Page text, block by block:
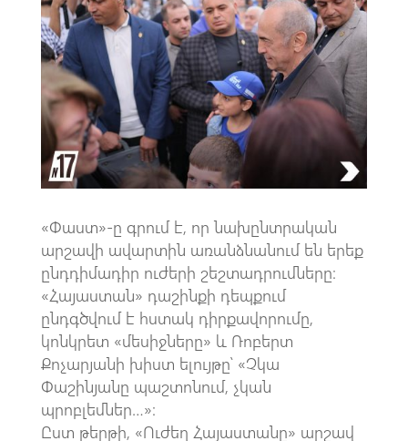
o
o
k
s
A
p
p
a
m
«Փաստ»-ը գրում է, որ նախընտրական
արշավի ավարտին առանձնանում են երեք
ընդդիմադիր ուժերի շեշտադրումները։
«Հայաստան» դաշինքի դեպքում
ընդգծվում է հստակ դիրքավորումը,
կոնկրետ «մեսիջները» և Ռոբերտ
Քոչարյանի խիստ ելույթը՝ «Չկա
Փաշինյանը պաշտոնում, չկան
պրոբլեմներ…»։
Ըստ թերթի, «Ուժեղ Հայաստանը» արշավ